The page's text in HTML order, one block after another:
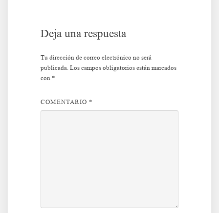
Deja una respuesta
Tu dirección de correo electrónico no será
publicada. Los campos obligatorios están marcados
con *
COMENTARIO *